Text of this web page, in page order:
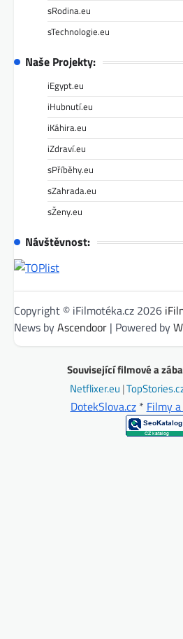
sRodina.eu
sTechnologie.eu
Naše Projekty:
iEgypt.eu
iHubnutí.eu
iKáhira.eu
iZdraví.eu
sPříběhy.eu
sZahrada.eu
sŽeny.eu
Návštěvnost:
Copyright © iFilmotéka.cz 2026
News byAscendoor | Powered by
Související filmové a
Netflixer.eu |
DotekSlova.cz* Filmy a